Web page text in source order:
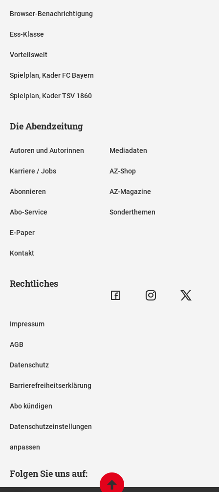
Browser-Benachrichtigung
Ess-Klasse
Vorteilswelt
Spielplan, Kader FC Bayern
Spielplan, Kader TSV 1860
Die Abendzeitung
Autoren und Autorinnen
Karriere / Jobs
Abonnieren
Abo-Service
E-Paper
Kontakt
Mediadaten
AZ-Shop
AZ-Magazine
Sonderthemen
Rechtliches
Impressum
AGB
Datenschutz
Barrierefreiheitserklärung
Abo kündigen
Datenschutzeinstellungen
anpassen
Folgen Sie uns auf: